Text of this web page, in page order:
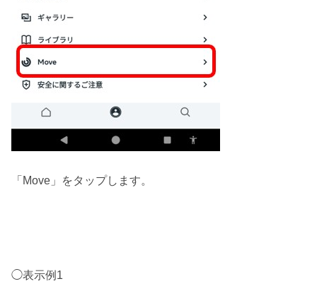
「Move」をタップします。
◯表示例1